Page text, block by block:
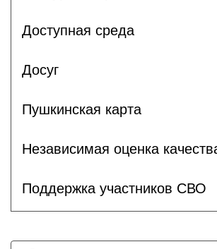
Доступная среда
Досуг
Пушкинская карта
Независимая оценка
Поддержка участников СВО